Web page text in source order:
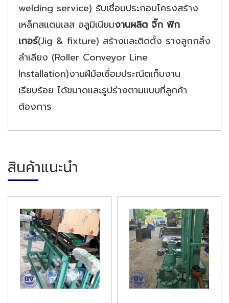
welding service) รับเชื่อมประกอบโครงสร้าง
เหล็กสแตนเลส อลูมิเนียมงานผลิต จิ๊ก ฟิก
เกอร์(Jig & fixture) สร้างและติดตั้ง รางลูกกลิ้ง
ลำเลียง (Roller Conveyor Line
Installation)งานฝีมือเชื่อมประณีตเก็บงาน
เรียบร้อย ได้ขนาดและรูปร่างตามแบบที่ลูกค้า
ต้องการ
สินค้าแนะนำ